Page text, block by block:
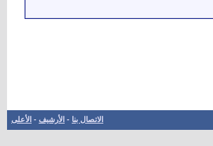
الاتصال بنا - الأرشيف - الأعلى